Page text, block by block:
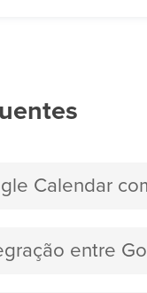
Calendar
entre